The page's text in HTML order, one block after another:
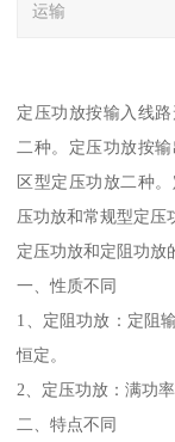
运输
定压功放按输入线
二种。定压功放按
区型定压功放二种
压功放和常规型定压
定压功放和定阻功放
一、性质不同
1、定阻功放：定阻
恒定。
2、定压功放：满功
二、特点不同